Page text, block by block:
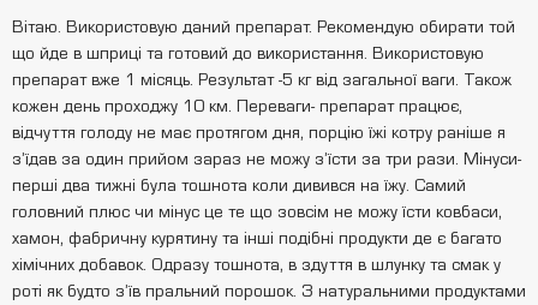
Вітаю. Використовую даний препарат. Рекомендую обирати той
що йде в шприці та готовий до використання. Використовую
препарат вже 1 місяць. Результат -5 кг від загальної ваги. Також
кожен день проходжу 10 км. Переваги- препарат працює,
відчуття голоду не має протягом дня, порцію їжі котру раніше я
зʼїдав за один прийом зараз не можу зʼїсти за три рази. Мінуси-
перші два тижні була тошнота коли дивився на їжу. Самий
головний плюс чи мінус це те що зовсім не можу їсти ковбаси,
хамон, фабричну курятину та інші подібні продукти де є багато
хімічних добавок. Одразу тошнота, в здуття в шлунку та смак у
роті як будто зʼїв пральний порошок. З натуральними продуктами